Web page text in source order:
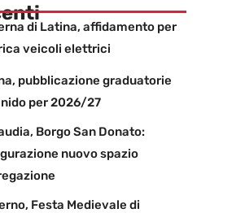
di Latina, affidamento per
veicoli elettrici
pubblicazione graduatorie
per 2026/27
Borgo San Donato:
nuovo spazio
Festa Medievale di